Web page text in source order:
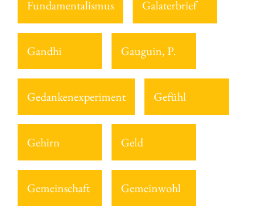
Fundamentalismus Galaterbrief
Gandhi Gauguin, P.
Gedankenexperiment Gefühl
Gehirn Geld
Gemeinschaft Gemeinwohl